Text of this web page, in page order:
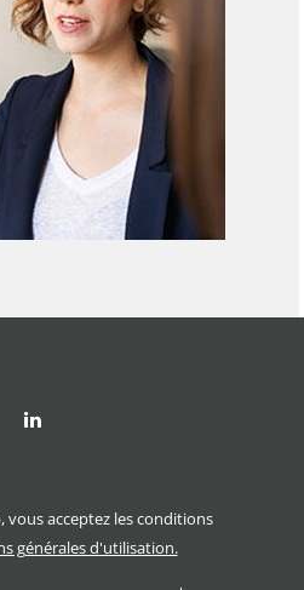
LinkedIn
vous acceptez les conditions
générales d'utilisation.